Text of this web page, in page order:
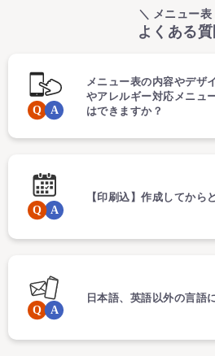
＼ メニュー表
よくある質
メニュー表の内容やデザ
やアレルギー対応メニュ
はできますか？
【印刷込】作成してから
日本語、英語以外の言語